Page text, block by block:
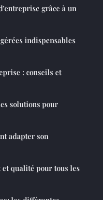
grâce à un
indispensables
: conseils et
solutions pour
adapter son
qualité pour tous les